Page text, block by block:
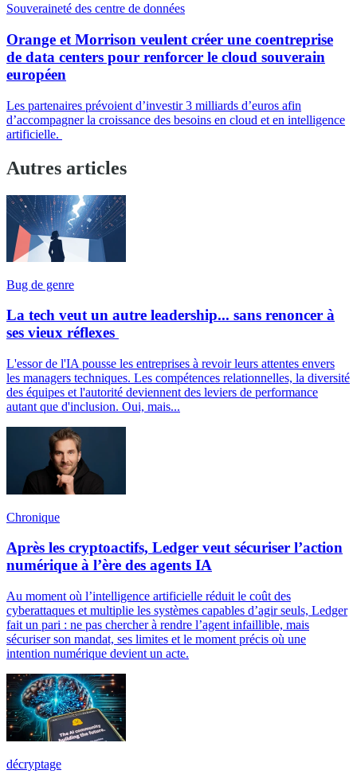
Souveraineté des centre de données
Orange et Morrison veulent créer une coentreprise
de data centers pour renforcer le cloud souverain
européen
Les partenaires prévoient d’investir 3 milliards d’euros afin
d’accompagner la croissance des besoins en cloud et en intelligence
artificielle.
Autres articles
Bug de genre
La tech veut un autre leadership... sans renoncer à
ses vieux réflexes
L'essor de l'IA pousse les entreprises à revoir leurs attentes envers
les managers techniques. Les compétences relationnelles, la diversité
des équipes et l'autorité deviennent des leviers de performance
autant que d'inclusion. Oui, mais...
Chronique
Après les cryptoactifs, Ledger veut sécuriser l’action
numérique à l’ère des agents IA
Au moment où l’intelligence artificielle réduit le coût des
cyberattaques et multiplie les systèmes capables d’agir seuls, Ledger
fait un pari : ne pas chercher à rendre l’agent infaillible, mais
sécuriser son mandat, ses limites et le moment précis où une
intention numérique devient un acte.
décryptage